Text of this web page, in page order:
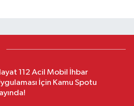
112 Acil Mobil İhbar
İçin Kamu Spotu